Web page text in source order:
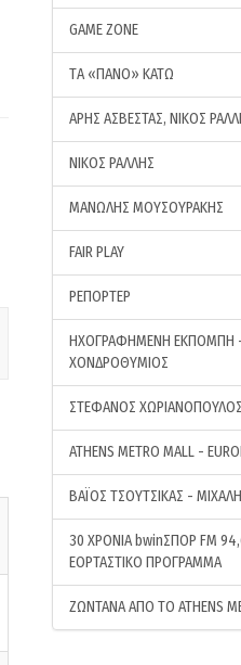
GAME ZONE
ΤA «ΠΑΝΟ» ΚΑΤΩ
ΑΡΗΣ ΑΣΒΕΣΤΑΣ, ΝΙΚΟΣ
ΝΙΚΟΣ ΡΑΛΛΗΣ
ΜΑΝΩΛΗΣ ΜΟΥΣΟΥΡΑΚΗΣ
FAIR PLAY
ΡΕΠΟΡΤΕΡ
ΗΧΟΓΡΑΦΗΜΕΝΗ ΕΚΠΟΜΠΗ
ΧΟΝΔΡΟΘΥΜΙΟΣ
ΣΤΕΦΑΝΟΣ ΧΩΡΙΑΝΟΠΟΥΛΟΣ
ATHENS METRO MALL -
ΒΑΪΟΣ ΤΣΟΥΤΣΙΚΑΣ -
30 ΧΡΟΝΙΑ bwinΣΠΟΡ FM
ΕΟΡΤΑΣΤΙΚΟ ΠΡΟΓΡΑΜΜΑ
ΖΩΝΤΑΝΑ ΑΠΟ ΤΟ ATHENS